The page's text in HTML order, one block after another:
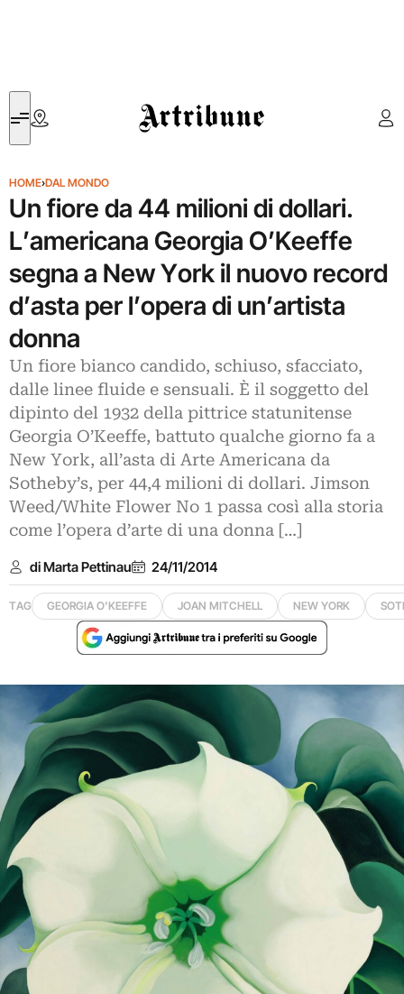
Artribune
HOME›DAL MONDO
Un fiore da 44 milioni di dollari.
L’americana Georgia O’Keeffe
segna a New York il nuovo record
d’asta per l’opera di un’artista
donna
Un fiore bianco candido, schiuso, sfacciato,
dalle linee fluide e sensuali. È il soggetto del
dipinto del 1932 della pittrice statunitense
Georgia O’Keeffe, battuto qualche giorno fa a
New York, all’asta di Arte Americana da
Sotheby’s, per 44,4 milioni di dollari. Jimson
Weed/White Flower No 1 passa così alla storia
come l’opera d’arte di una donna […]
di Marta Pettinau 24/11/2014
TAG GEORGIA O'KEEFFE JOAN MITCHELL NEW YORK